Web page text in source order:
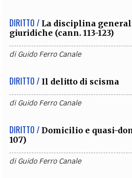
DIRITTO / La disciplina
giuridiche (cann. 113-123)
diGuido Ferro Canale
DIRITTO / Il delitto di scisma
diGuido Ferro Canale
DIRITTO / Domicilio e quasi-
107)
diGuido Ferro Canale